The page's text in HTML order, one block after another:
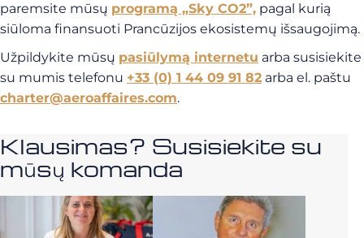
paremsite mūsų programą „Sky CO2”, pagal kurią
siūloma finansuoti Prancūzijos ekosistemų išsaugojimą.
Užpildykite mūsų pasiūlymą internetu arba susisiekite
su mumis telefonu +33 (0) 1 44 09 91 82 arba el. paštu
charter@aeroaffaires.com.
Klausimas? Susisiekite su
mūsų komanda